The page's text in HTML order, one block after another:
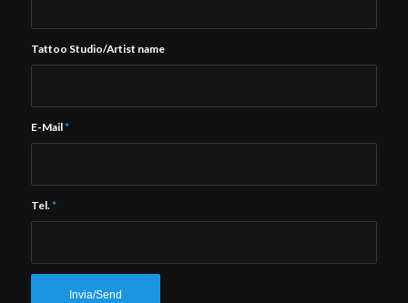
Tattoo Studio/Artist name
E-Mail*
Tel.*